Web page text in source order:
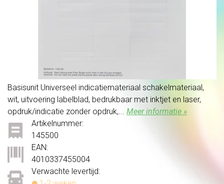
Basisunit Universeel indicatiemateriaal schakelmateriaal,
wit, uitvoering labelblad, bedrukbaar met inktjet en laser,
opdruk/indicatie zonder opdruk,... Meer informatie »
Verwachte levertijd:
Artikelnummer:
145500
EAN:
4010337455004